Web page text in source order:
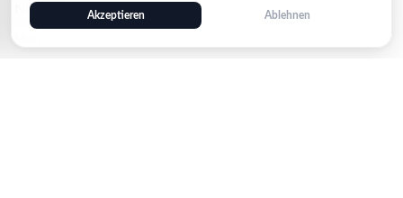
Nützliches Akzeptieren Ablehnen